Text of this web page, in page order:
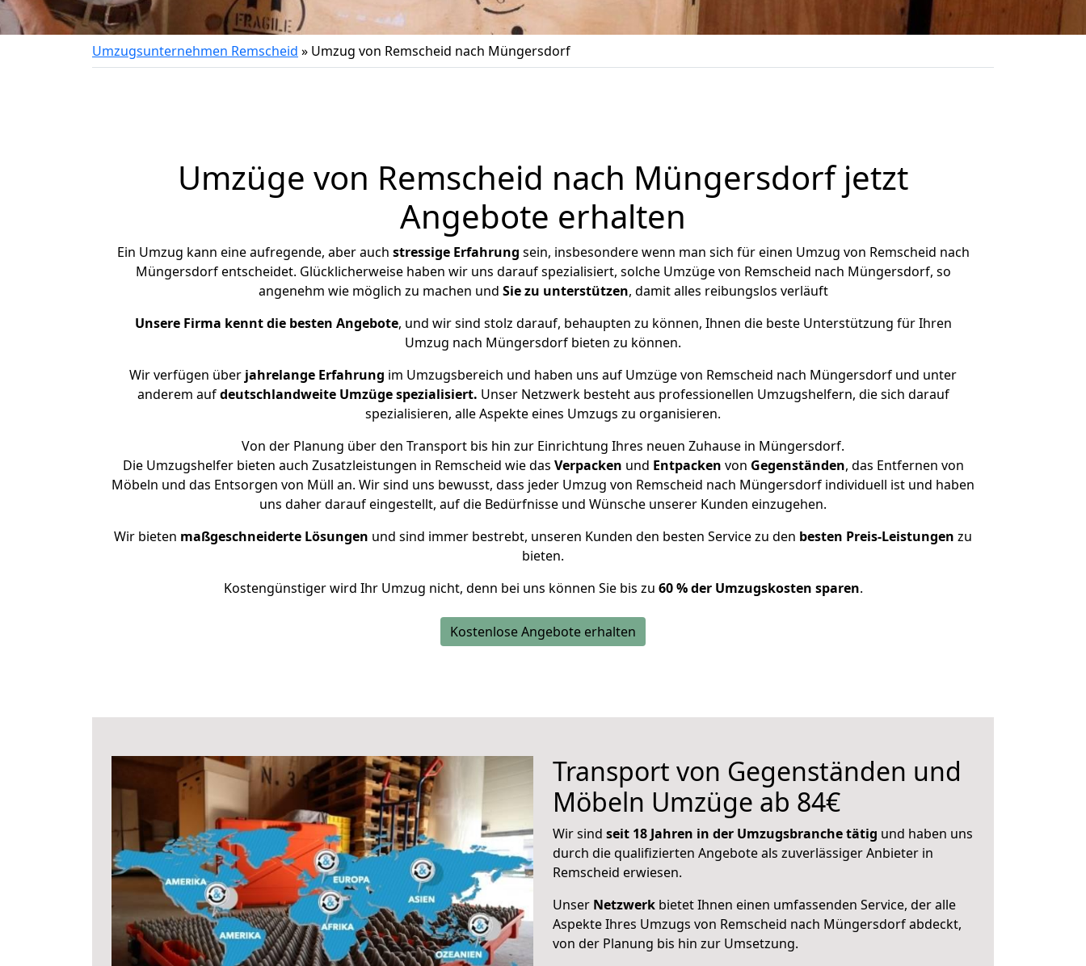
Umzugsunternehmen Remscheid » Umzug von Remscheid nach Müngersdorf
Umzüge von Remscheid nach Müngersdorf jetzt
Angebote erhalten
Ein Umzug kann eine aufregende, aber auch stressige Erfahrung sein, insbesondere wenn man sich für einen Umzug von Remscheid nach
Müngersdorf entscheidet. Glücklicherweise haben wir uns darauf spezialisiert, solche Umzüge von Remscheid nach Müngersdorf, so
angenehm wie möglich zu machen und Sie zu unterstützen, damit alles reibungslos verläuft
Unsere Firma kennt die besten Angebote, und wir sind stolz darauf, behaupten zu können, Ihnen die beste Unterstützung für Ihren
Umzug nach Müngersdorf bieten zu können.
Wir verfügen über jahrelange Erfahrung im Umzugsbereich und haben uns auf Umzüge von Remscheid nach Müngersdorf und unter
anderem aufdeutschlandweite Umzüge spezialisiert. Unser Netzwerk besteht aus professionellen Umzugshelfern, die sich darauf
spezialisieren, alle Aspekte eines Umzugs zu organisieren.
Von der Planung über den Transport bis hin zur Einrichtung Ihres neuen Zuhause in Müngersdorf.
Die Umzugshelfer bieten auch Zusatzleistungen in Remscheid wie das Verpacken und Entpacken von Gegenständen, das Entfernen von
Möbeln und das Entsorgen von Müll an. Wir sind uns bewusst, dass jeder Umzug von Remscheid nach Müngersdorf individuell ist und haben
uns daher darauf eingestellt, auf die Bedürfnisse und Wünsche unserer Kunden einzugehen.
Wir bieten maßgeschneiderte Lösungen und sind immer bestrebt, unseren Kunden den besten Service zu den besten Preis-Leistungen zu
bieten.
Kostengünstiger wird Ihr Umzug nicht, denn bei uns können Sie bis zu 60 % der Umzugskosten sparen.
Kostenlose Angebote erhalten
Transport von Gegenständen und
Möbeln Umzüge ab 84€
Wir sind seit 18 Jahren in der Umzugsbranche tätig und haben uns
durch die qualifizierten Angebote als zuverlässiger Anbieter in
Remscheid erwiesen.
Unser Netzwerk bietet Ihnen einen umfassenden Service, der alle
Aspekte Ihres Umzugs von Remscheid nach Müngersdorf abdeckt,
von der Planung bis hin zur Umsetzung.